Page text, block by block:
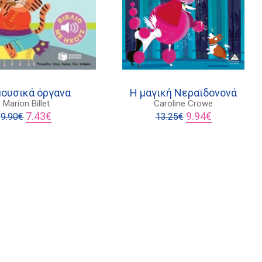
όργανα
Marion Billet
9.90€ Original
price
7.43€
τρέχουσα
Η μαγική Νεραϊδονονά
Caroline Crowe
13.25€ Original
price
9.94€Η
τρέχουσα